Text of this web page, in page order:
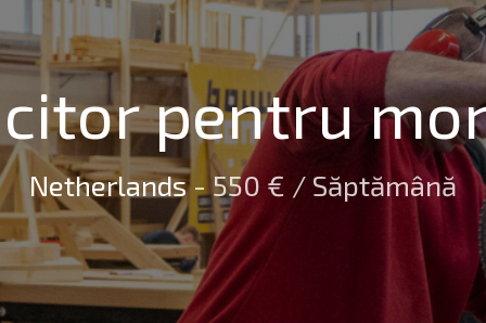
pentru
Netherlands- 550 € / Săptămână